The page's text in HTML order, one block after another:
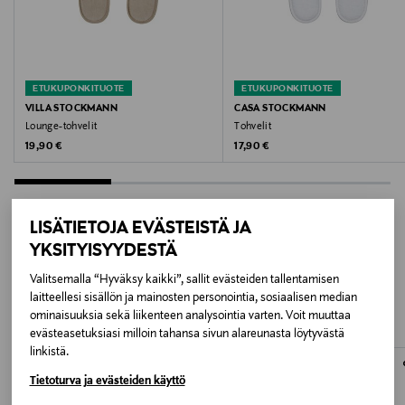
LISÄTIETOJA EVÄSTEISTÄ JA
YKSITYISYYDESTÄ
Valitsemalla “Hyväksy kaikki”, sallit evästeiden tallentamisen
laitteellesi sisällön ja mainosten personointia, sosiaalisen median
ominaisuuksia sekä liikenteen analysointia varten. Voit muuttaa
evästeasetuksiasi milloin tahansa sivun alareunasta löytyvästä
linkistä.
Tietoturva ja evästeiden käyttö
Valmistaja
Valmistajan osoite
Stockmann, Lindex Group Oyj, Aleksanterinkatu 52 B,
PL 220, 00101, Helsinki, Finland
Digitaalinen osoite
Avainsanat
Tossut, kylpytossut, kylpytohvelit
ETUKUPONKITUOTE
VILLA STOCKMANN
Lounge-tohvelit
Original Price
19,90 €
ETUKUPONKITUOTE
CASA STOCKMANN
Tohvelit
Original Price
17,90 €
LISÄÄ KIINNOSTAVIA
TUOTTEITA